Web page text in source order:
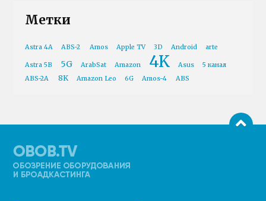
Метки
Astra 4A ABS-2 Amos Apple TV 3D Android arte
Astra 5B 5G ArabSat Amazon 4K Asus
5 канал
ABS-2A
8K Amazon Leo 6G Amos-4 ABS